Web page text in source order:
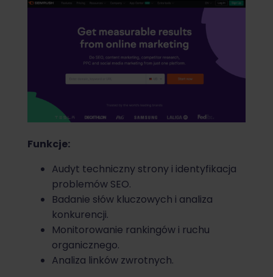
Funkcje:
Audyt techniczny strony i identyfikacja
problemów SEO.
Badanie słów kluczowych i analiza
konkurencji.
Monitorowanie rankingów i ruchu
organicznego.
Analiza linków zwrotnych.